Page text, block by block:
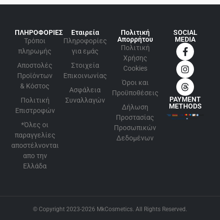
ΠΛΗΡΟΦΟΡΙΕΣ
Τρόποι
πληρωμής
Αποστολές
Προϊόντων
& Κόστος
Πολιτική
Επιστροφών
*Όλες οι
παραγγελίες
αποστέλνονται
απο την
Ελλάδα
Εταιρεία
Πληροφορίες
για εμάς
Στοιχεία
Επικοινωνίας
Ασφάλεια
Συναλλαγών
Πολιτική
Απορρήτου
Πολιτική
Xρήσης
Cookies
Όροι και
Προϋποθέσεις
Δήλωση
Προστασίας
Προσωπικών
Δεδομένων
SOCIAL
MEDIA
PAYMENT
METHODS
© Copyright 2023-2026 MkCosmetics. All Rights Reserved.